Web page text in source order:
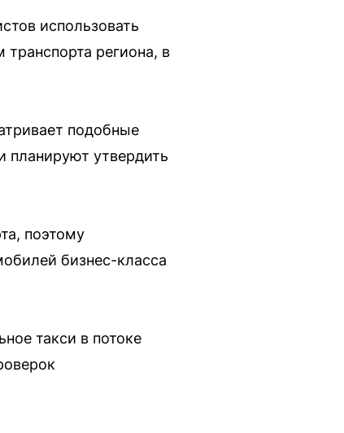
использовать
региона, в
подобные
планируют утвердить
поэтому
бизнес-класса
такси в потоке